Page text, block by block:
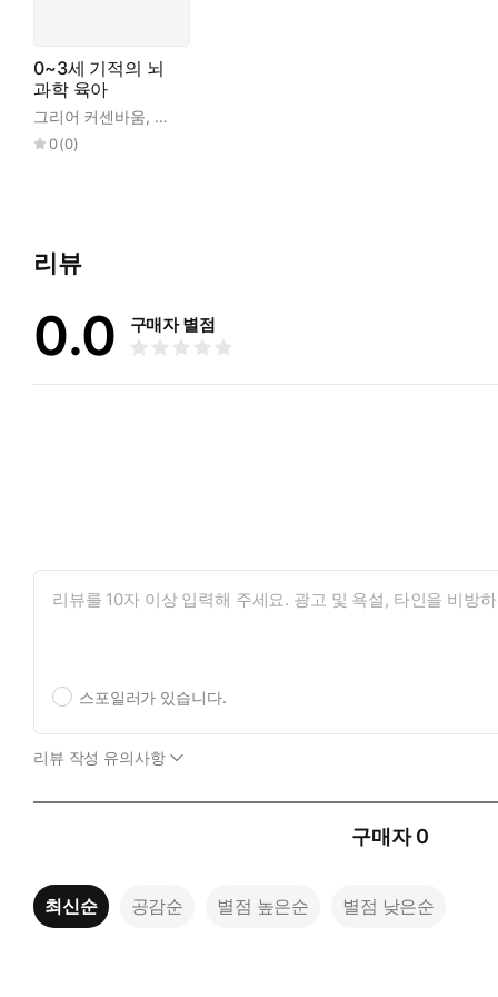
【안정적인 애착으로 만드는 회복탄력적인 뇌_30쪽】
영아의 뇌는 아직 스트레스와 감정을 알아서 처리하지 못한다.
도파민, 세로토닌, 엔도르핀, 가바로 이어지는 양육에 필요한
연구를 통해 부모가 되면 특화된 ‘육아 뇌 회로’가 조직되어 새
모의 뇌는 단지 아이 앞에 선 성인의 뇌처럼 기능하지 않으며,
공감 육아는 행동 기반 육아를 대체할 수 있는 방식이다. 어떤
공감 육아를 해야 한다. 공감 육아는 무얼 해야 하는지에 관한
을 지도하는 건 아이가 보호받고 있으며, 안전하다는 느낌을
수면 중 아이를 양육하는 데는 깨어 있을 때 양육하는 것과는
0~3세 기적의 뇌
과학 육아
그리어 커센바움, 이은정
0(0)
리뷰
0.0 구매자 별점
스포일러가 있습니다.
리뷰 작성 유의사항
구매자 0
최신순 공감순 별점 높은순 별점 낮은순